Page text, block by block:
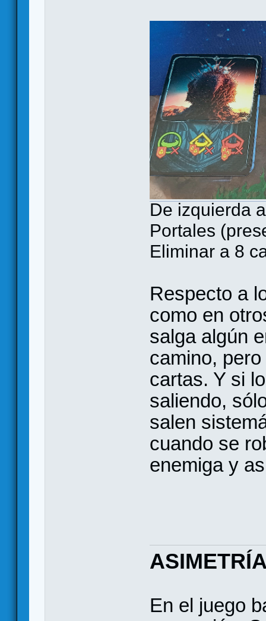
De izquierda
Portales
Eliminar a 8
Respecto a
como en
salga algún
camino,
cartas. Y si
saliendo,
salen
cuando se
enemiga y
En el juego